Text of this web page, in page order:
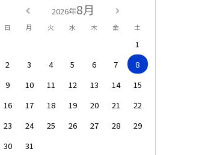
2026年8月
日 月 火 水 木 金 土
1
2
3 4 5 6 7
8
9
10 11 12 13 14
15
16
17 18 19 20 21
22
23
24 25 26 27 28
29
30
31